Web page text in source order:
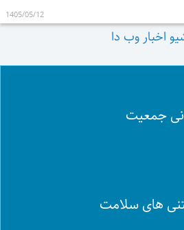
1405/05/12
اخبار وب دا
جمعیت
های سلامت